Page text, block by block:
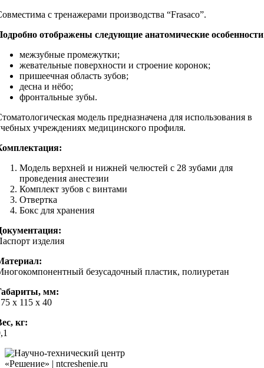
с тренажерами производства “Frasaco”.
отображены следующие анатомические
межзубные промежутки;
жевательные поверхности и строение коронок;
пришеечная область зубов;
десна и нёбо;
фронтальные зубы.
модель предназначена для использования в
учреждениях медицинского профиля.
Модель верхней и нижней челюстей с 28 зубами для
проведения анестезии
Комплект зубов с винтами
Отвертка
Бокс для хранения
изделия
безусадочный пластик, полиуретан
мм:
х 115 х 40
кг: